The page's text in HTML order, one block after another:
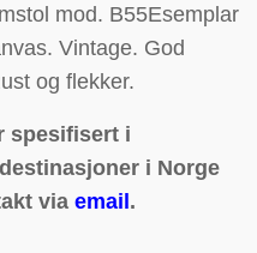
mod. B55Esemplar
Vintage. God
ust og flekker.
spesifisert i
i Norge
via email .